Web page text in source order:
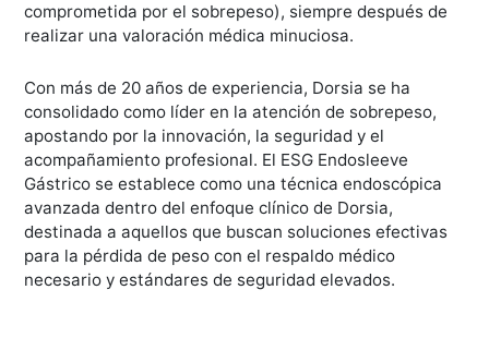
comprometida por el sobrepeso), siempre después de
realizar una valoración médica minuciosa.
Con más de 20 años de experiencia, Dorsia se ha
consolidado como líder en la atención de sobrepeso,
apostando por la innovación, la seguridad y el
acompañamiento profesional. El ESG Endosleeve
Gástrico se establece como una técnica endoscópica
avanzada dentro del enfoque clínico de Dorsia,
destinada a aquellos que buscan soluciones efectivas
para la pérdida de peso con el respaldo médico
necesario y estándares de seguridad elevados.